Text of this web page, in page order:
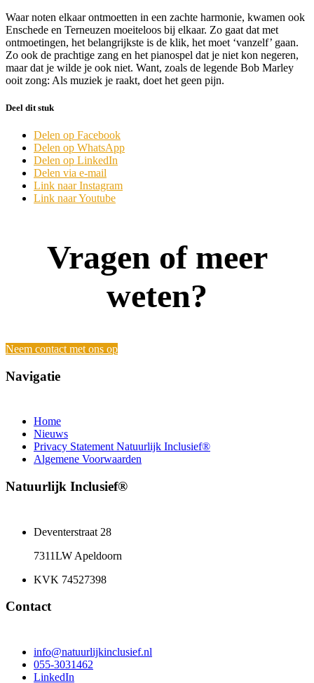
Waar noten elkaar ontmoetten in een zachte harmonie, kwamen ook
Enschede en Terneuzen moeiteloos bij elkaar. Zo gaat dat met
ontmoetingen, het belangrijkste is de klik, het moet ‘vanzelf’ gaan.
Zo ook de prachtige zang en het pianospel dat je niet kon negeren,
maar dat je wilde je ook niet. Want, zoals de legende Bob Marley
ooit zong: Als muziek je raakt, doet het geen pijn.
Deel dit stuk
Delen op Facebook
Delen op WhatsApp
Delen op LinkedIn
Delen via e-mail
Link naar Instagram
Link naar Youtube
Vragen of meer
weten?
Neem contact met ons op
Navigatie
Home
Nieuws
Privacy Statement Natuurlijk Inclusief®
Algemene Voorwaarden
Natuurlijk Inclusief®
Deventerstraat 28
7311LW Apeldoorn
KVK 74527398
Contact
info@natuurlijkinclusief.nl
055-3031462
LinkedIn